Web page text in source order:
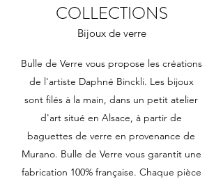
COLLECTIONS
Bijoux de verre
Bulle de Verre vous propose les créations
de l'artiste Daphné Binckli. Les bijoux
sont filés à la main, dans un petit atelier
d'art situé en Alsace, à partir de
baguettes de verre en provenance de
Murano. Bulle de Verre vous garantit une
fabrication 100% française. Chaque pièce